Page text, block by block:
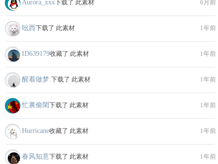
Aurora_xxx下载了 此素材 6月前
吆西下载了 此素材 1年前
ID639179收藏了 此素材 1年前
醒着做梦.下载了 此素材 1年前
忙裏偷閑下载了 此素材 1年前
Hurricane收藏了 此素材 1年前
春风知意下载了 此素材 1年前